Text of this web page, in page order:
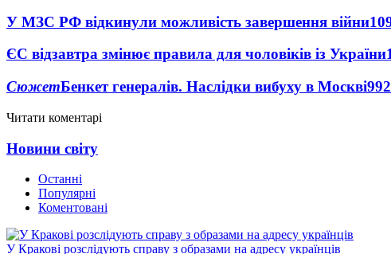
У МЗС РФ відкинули можливість завершення війни
ЄС відзавтра змінює правила для чоловіків із України
СюжетБенкет генералів. Наслідки вибуху в Москві
Читати коментарі
Новини світу
Останні
Популярні
Коментовані
У Кракові розслідують справу з образами на адресу українців